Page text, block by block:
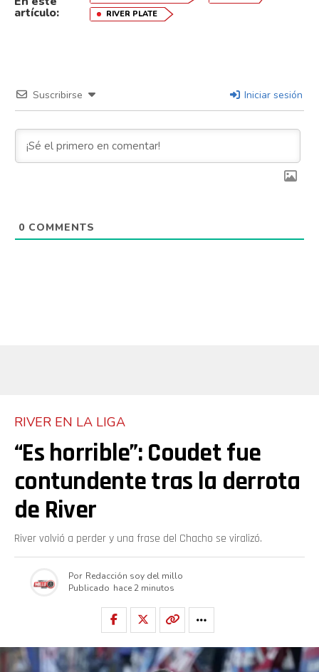
artículo: RIVER PLATE
Suscribirse Iniciar sesión
0 COMMENTS
RIVER EN LA LIGA
“Es horrible”: Coudet fue
contundente tras la derrota
de River
River volvió a perder y una frase del Chacho se viralizó.
Por Redacción soy del millo
Publicado hace 2 minutos